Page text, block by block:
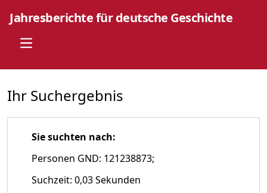
Jahresberichte für deutsche Geschichte
Open main menu
Ihr Suchergebnis
Sie suchten nach:
Personen GND: 121238873;
Suchzeit: 0,03 Sekunden